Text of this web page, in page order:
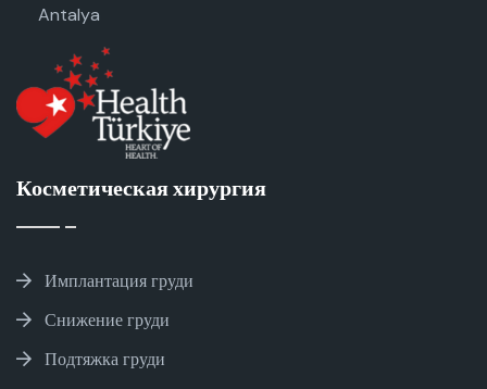
Antalya
Косметическая хирургия
Имплантация груди
Снижение груди
Подтяжка груди